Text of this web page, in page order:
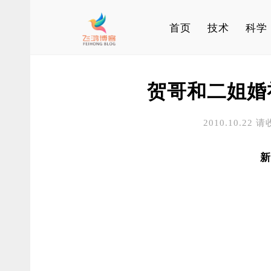
首页 技术 科学
贺哥和二姐
2010.10.22 请